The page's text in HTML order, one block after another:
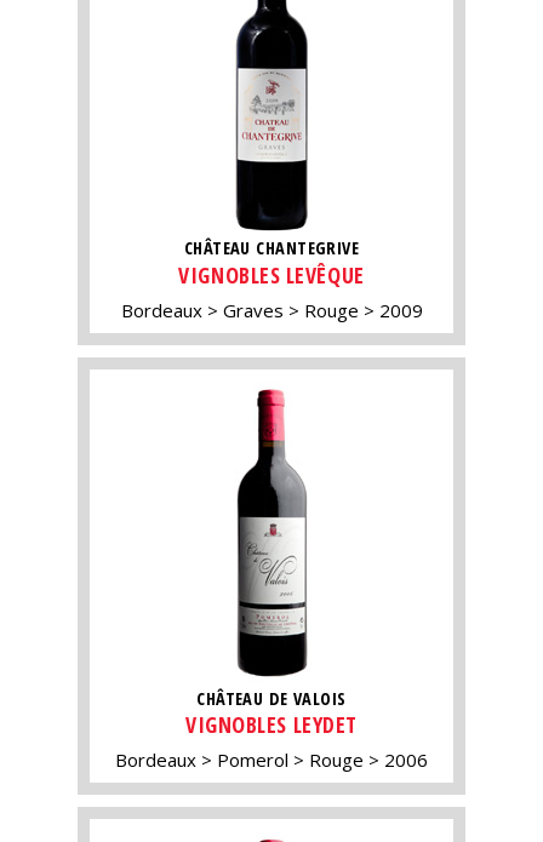
CHÂTEAU CHANTEGRIVE
VIGNOBLES LEVÊQUE
Bordeaux Graves Rouge 2009
CHÂTEAU DE VALOIS
VIGNOBLES LEYDET
Bordeaux Pomerol Rouge 2006